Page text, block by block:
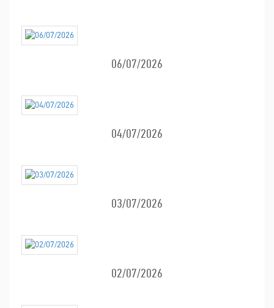
06/07/2026
04/07/2026
03/07/2026
02/07/2026